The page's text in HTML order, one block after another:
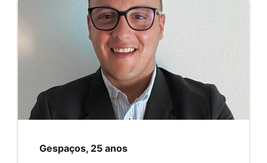
Gespaços, 25 anos